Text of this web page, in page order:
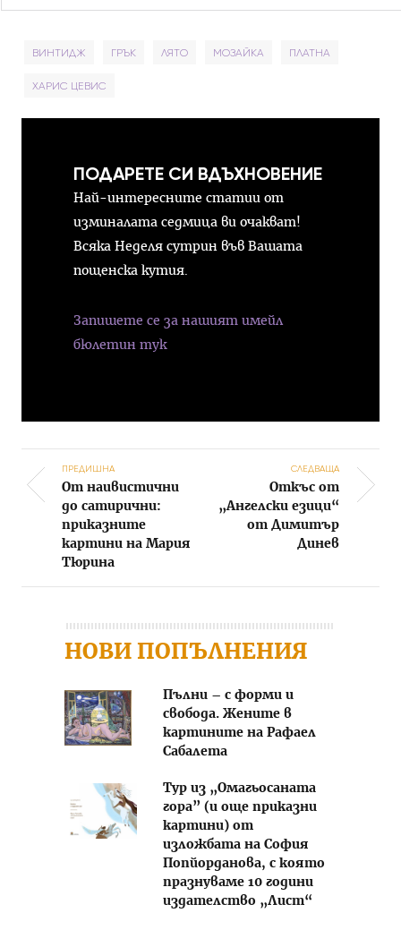
ВИНТИДЖ ГРЪК ЛЯТО МОЗАЙКА ПЛАТНА
ХАРИС ЦЕВИС
ПОДАРЕТЕ СИ ВДЪХНОВЕНИЕ
Най-интересните статии от
изминалата седмица ви очакват!
Всяка Неделя сутрин във Вашата
пощенска кутия.
Запишете се за нашият имейл
бюлетин тук
Post navigation
ПРЕДИШНА
От наивистични
до сатирични:
приказните
картини на Мария
Тюрина
СЛЕДВАЩА
Откъс от
„Ангелски езици“
от Димитър
Динев
НОВИ ПОПЪЛНЕНИЯ
Пълни – с форми и
свобода. Жените в
картините на Рафаел
Сабалета
Тур из „Омагьосаната
гора” (и още приказни
картини) от
изложбата на София
Попйорданова, с която
празнуваме 10 години
издателство „Лист“